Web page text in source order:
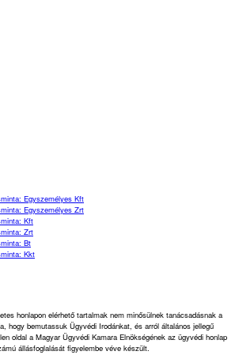
Egyszemélyes Kft
Egyszemélyes Zrt
Kft
Zrt
Bt
Kkt
honlapon elérhető tartalmak nem minősülnek tanácsadásnak a
hogy bemutassuk Ügyvédi Irodánkat, és arról általános jellegű
oldal a Magyar Ügyvédi Kamara Elnökségének az ügyvédi honlap
állásfoglalását figyelembe véve készült.